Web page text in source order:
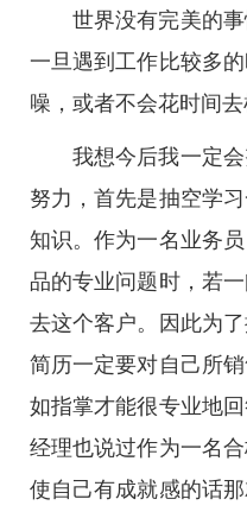
世界没有完美的
一旦遇到工作比较多
噪，或者不会花时间去
我想今后我一定
努力，首先是抽空学
知识。作为一名业务
品的专业问题时，若
去这个客户。因此为
简历一定要对自己所
如指掌才能很专业地
经理也说过作为一名
使自己有成就感的话